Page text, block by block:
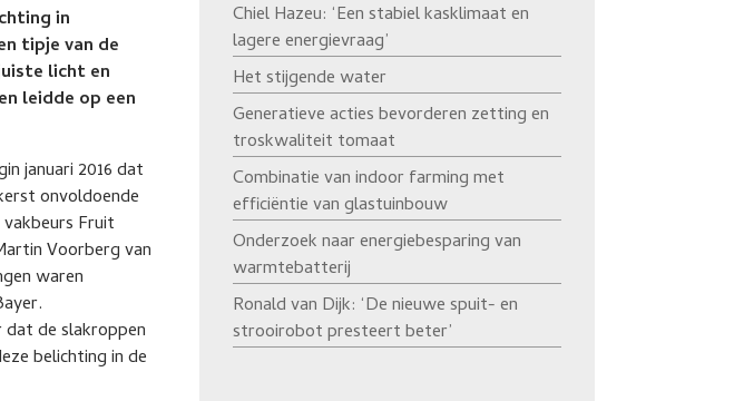
in
tipje van de
licht en
leidde op een
januari 2016 dat
onvoldoende
Fruit
Voorberg van
waren
de slakroppen
belichting in de
Chiel Hazeu: ‘Een stabiel kasklimaat en
lagere energievraag’
Het stijgende water
Generatieve acties bevorderen zetting en
troskwaliteit tomaat
Combinatie van indoor farming met
efficiëntie van glastuinbouw
Onderzoek naar energiebesparing van
warmtebatterij
Ronald van Dijk: ‘De nieuwe spuit- en
strooirobot presteert beter’